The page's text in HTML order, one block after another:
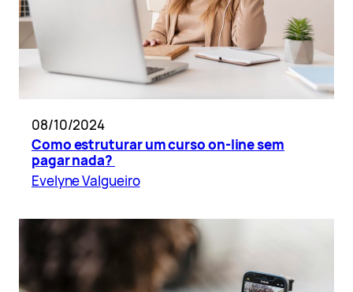
08/10/2024
Como estruturar um curso on-line sem
pagar nada?
Evelyne Valgueiro